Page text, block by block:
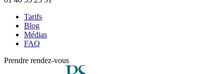
Tarifs
Blog
Médias
FAQ
Prendre rendez-vous